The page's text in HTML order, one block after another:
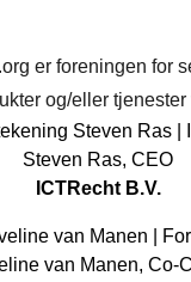
er foreningen for
og/eller tjenester
Steven Ras, CEO
ICTRecht B.V.
van Manen, Co-